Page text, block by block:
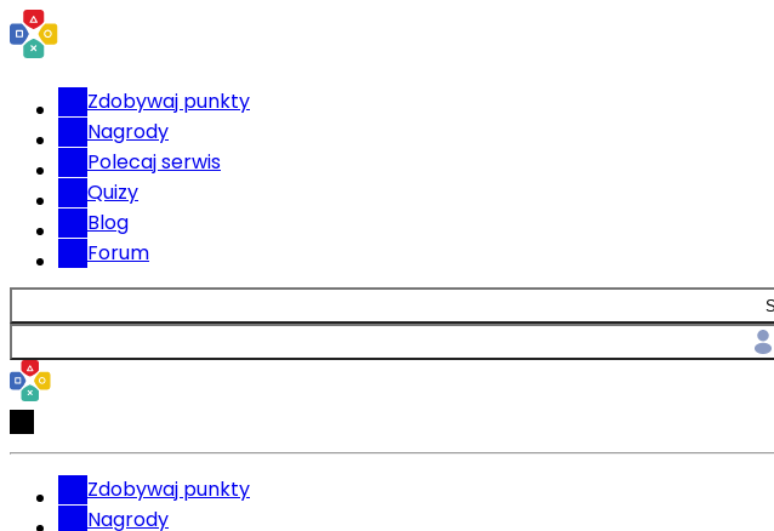
Zdobywaj punkty
Nagrody
Polecaj serwis
Quizy
Blog
Forum
Zdobywaj punkty
Nagrody